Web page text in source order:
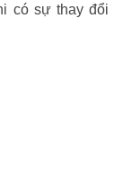
có sự thay đổi